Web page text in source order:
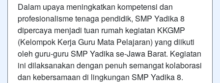
Dalam upaya meningkatkan kompetensi dan
profesionalisme tenaga pendidik, SMP Yadika 8
dipercaya menjadi tuan rumah kegiatan KKGMP
(Kelompok Kerja Guru Mata Pelajaran) yang diikuti
oleh guru-guru SMP Yadika se-Jawa Barat. Kegiatan
ini dilaksanakan dengan penuh semangat kolaborasi
dan kebersamaan di lingkungan SMP Yadika 8.